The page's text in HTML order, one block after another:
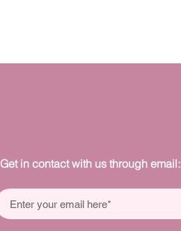
Get in contact with us through email: